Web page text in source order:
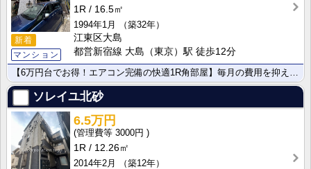
新着
マンション
1R
16.5㎡
1994年1月
（築32年）
江東区大島
都営新宿線 大島（東京）駅 徒歩12分
【6万円台でお得！エアコン完備の快適1R角部屋】毎月の費用を抑えたい方必見の6万円台マンション！プラ･･･
ソレイユ北砂
6.5万円
3000円
1R
12.26㎡
2014年2月
（築12年）